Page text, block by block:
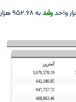
رشد
به 952.68 هزار